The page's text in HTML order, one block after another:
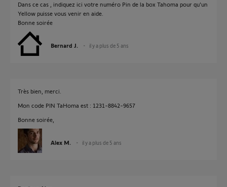
Dans ce cas , indiquez ici votre numéro Pin de la box Tahoma pour qu'un
Yellow puisse vous venir en aide.
Bonne soirée
Bernard J. il y a plus de 5 ans
Très bien, merci.
Mon code PIN TaHoma est : 1231-8842-9657
Bonne soirée,
Alex M. il y a plus de 5 ans